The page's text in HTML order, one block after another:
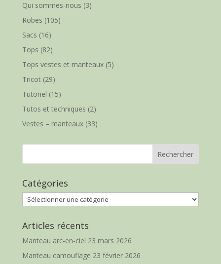
Qui sommes-nous (3)
Robes (105)
Sacs (16)
Tops (82)
Tops vestes et manteaux(5)
Tricot(29)
Tutoriel (15)
Tutos et techniques (2)
Vestes – manteaux(33)
Catégories
Catégories
Articles récents
Manteau arc-en-ciel 23 mars 2026
Manteau camouflage 23 février 2026